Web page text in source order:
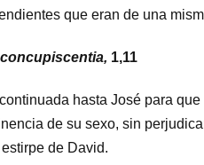
que eran de una
1,11
hasta José para
de su sexo, sin
de David.